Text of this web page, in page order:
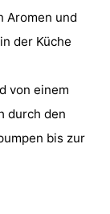
Aromen und
der Küche
von einem
durch den
bis zur